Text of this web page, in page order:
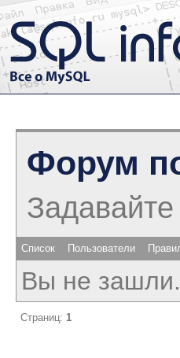
Форум
Список Пользователи
Вы не зашли.
Страниц: 1